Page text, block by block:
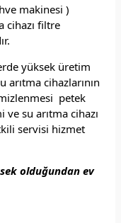
makinesi )
cihazı filtre
yüksek üretim
cihazlarının
petek
su arıtma cihazı
servisi hizmet
olduğundan ev